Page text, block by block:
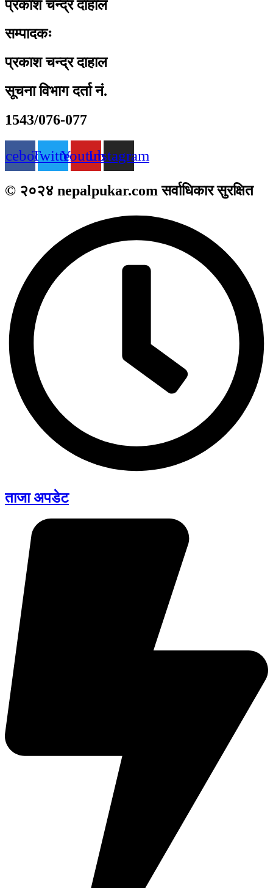
प्रकाश चन्द्र दाहाल
सम्पादकः
प्रकाश चन्द्र दाहाल
सूचना विभाग दर्ता नं.
1543/076-077
TwitterYoutubeInstagram
© २०२४ nepalpukar.com सर्वाधिकार सुरक्षित
ताजा अपडेट